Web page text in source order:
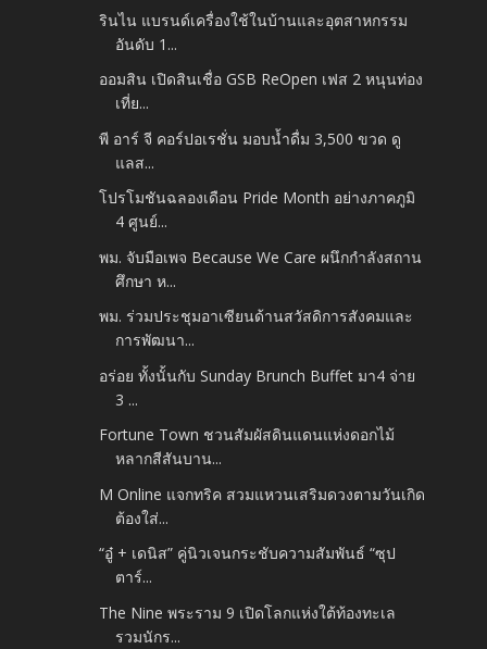
รินไน แบรนด์เครื่องใช้ในบ้านและอุตสาหกรรม
อันดับ 1...
ออมสิน เปิดสินเชื่อ GSB ReOpen เฟส 2 หนุนท่อง
เที่ย...
พี อาร์ จี คอร์ปอเรชั่น มอบน้ำดื่ม 3,500 ขวด ดู
แลส...
โปรโมชันฉลองเดือน Pride Month อย่างภาคภูมิ
4 ศูนย์...
พม. จับมือเพจ Because We Care ผนึกกำลังสถาน
ศึกษา ห...
พม. ร่วมประชุมอาเซียนด้านสวัสดิการสังคมและ
การพัฒนา...
อร่อย ทั้งนั้นกับ Sunday Brunch Buffet มา4 จ่าย
3 ...
Fortune Town ชวนสัมผัสดินแดนแห่งดอกไม้
หลากสีสันบาน...
M Online แจกทริค สวมแหวนเสริมดวงตามวันเกิด
ต้องใส่...
“อู๋ + เดนิส” คู่นิวเจนกระชับความสัมพันธ์ “ซุป
ตาร์...
The Nine พระราม 9 เปิดโลกแห่งใต้ท้องทะเล
รวมนักร...